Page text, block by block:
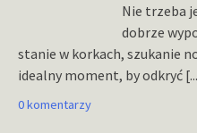
Nie trzeba
dobrze
stanie w korkach, szukanie
idealny moment, by odkryć
0 komentarzy